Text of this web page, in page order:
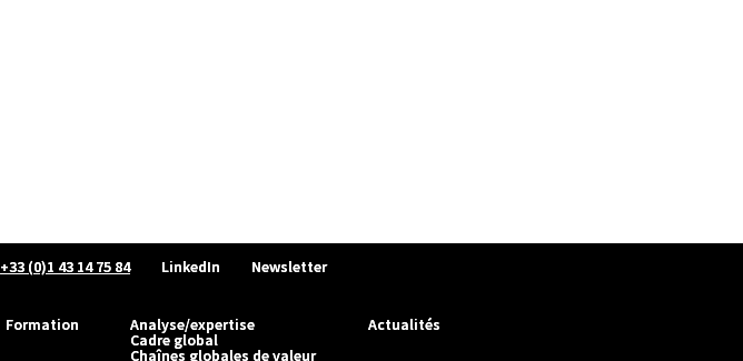
+33 (0)1 43 14 75 84 LinkedIn Newsletter
Formation Analyse/expertise
Cadre global
Chaînes globales de valeur
Actualités